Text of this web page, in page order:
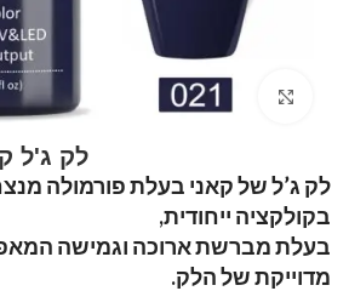
Click to enlarge
לק ג’ל של קאני בעלת פורמולה
בקולקציה ייחודית,
בעלת מברשת ארוכה וגמישה
מדוייקת של הלק.